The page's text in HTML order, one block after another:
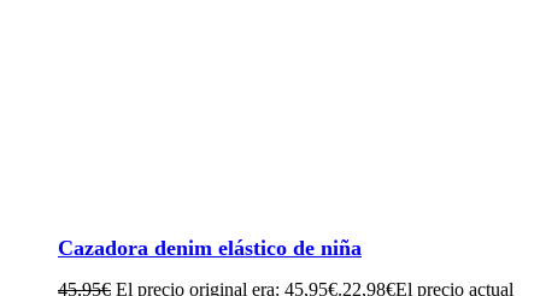
Cazadora denim elástico de niña
45,95€ El precio original era: 45,95€.22,98€El precio actual